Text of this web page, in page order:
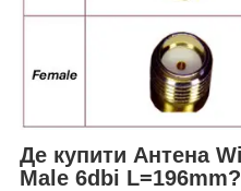
Де купити Антена
Male 6dbi L=196mm?